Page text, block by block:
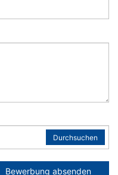
Durchsuchen
Bewerbung absenden